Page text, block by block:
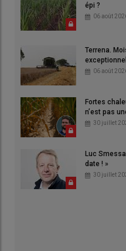
épi ?
06 août
Terrena.
06 août
Fortes
n’est pas
30 juillet
Luc
date ! »
30 juillet